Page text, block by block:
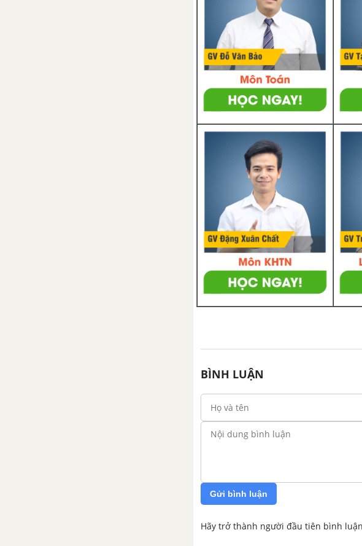
BÌNH LUẬN
Gửi bình luận
Hãy trở thành người đầu tiên bình